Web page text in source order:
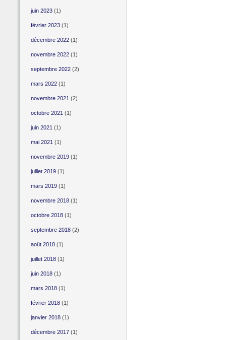
juin 2023(1)
février 2023(1)
décembre 2022(1)
novembre 2022(1)
septembre 2022(2)
mars 2022(1)
novembre 2021 (2)
octobre 2021 (1)
juin 2021 (1)
mai 2021 (1)
novembre 2019(1)
juillet 2019(1)
mars 2019(1)
novembre 2018(1)
octobre 2018(1)
septembre 2018(2)
août 2018(1)
juillet 2018(1)
juin 2018(1)
mars 2018(1)
février 2018(1)
janvier 2018(1)
décembre 2017(1)